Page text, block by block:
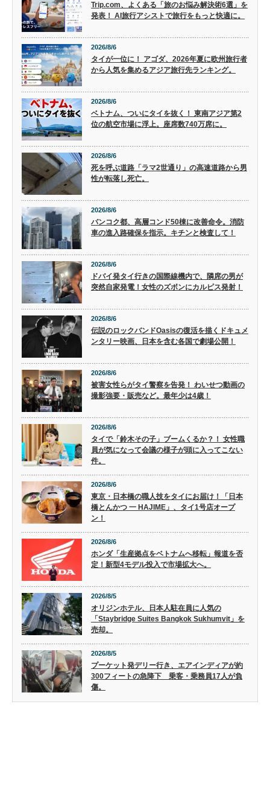
Trip.com、よくある「旅のお悩み解決術6選」を
発表！ AI旅行アシストで旅行をもっと快適に。
2026/8/6
タイが一位に！ アゴダ、2026年夏に欧州旅行者
から人気を集めるアジア旅行先ランキング。
2026/8/6
ベトナム、ついにタイを抜く！ 東南アジア第2
位の航空市場に浮上。座席数740万席に。
2026/8/6
死を呼ぶ道路「ラマ2世通り」の高速道路から男
性が転落し死亡。
2026/8/6
バンコク都、高層コンド50棟に改善命令。消防
車の進入路確保を指示。キチンと検査して！
2026/8/6
ドバイ発タイ行きの国際線機内で、隣席の男が
突然自家発電！女性のズボンにカルピス発射！
2026/8/6
伝説のロックバンドOasisの復活を描くドキュメ
ンタリー映画、日本を含む各国で劇場公開！
2026/8/6
被害女性らがタイ警察を告発！ わいせつ動画の
撮影強要・販売など。最年少は4歳！
2026/8/6
タイで「鈴木その子」ブームくるか？！ 女性職
員が気になって会議の様子が頭に入ってこない
件。
2026/8/6
東京・日本橋の職人技をタイにお届け！「日本
橋とんかつ 一 HAJIME」、タイ1号店オープ
ン！
2026/8/6
ホンダ「生産拠点をベトナムへ移転」報道を否
定！新型4モデル投入で市場拡大へ。
2026/8/5
オリジンホテル、日本人駐在員に人気の
「Staybridge Suites Bangkok Sukhumvit」を
売却。
2026/8/5
プーケット発デリー行き、エアインディアが約
300フィートの急降下 乗客・乗務員17人が負
傷。